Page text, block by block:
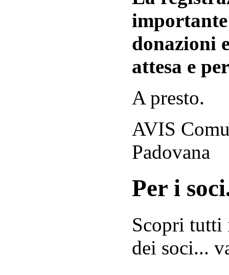
donazioni
attesa e
A presto.
AVIS
Padovana
Per i
Scopri tutti
dei soci...